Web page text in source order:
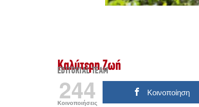
Καλύτερη Ζωή
EDITORIAL TEAM
244
Κοινοποιήσεις
Κοινοποίηση